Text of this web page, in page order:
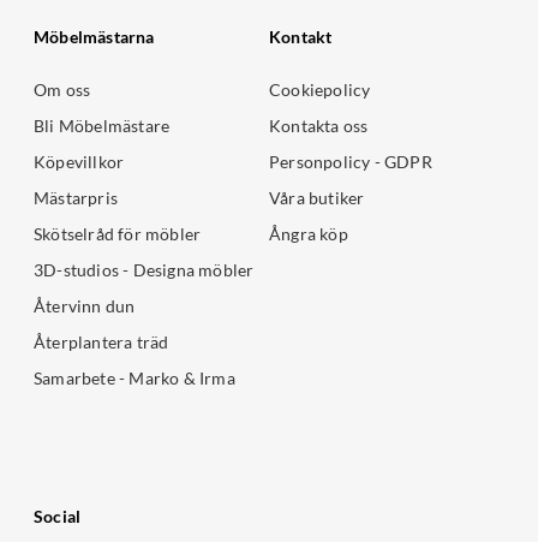
Möbelmästarna
Om oss
Bli Möbelmästare
Köpevillkor
Mästarpris
Skötselråd för möbler
3D-studios - Designa möbler
Återvinn dun
Återplantera träd
Samarbete - Marko & Irma
Kontakt
Cookiepolicy
Kontakta oss
Personpolicy - GDPR
Våra butiker
Ångra köp
Social